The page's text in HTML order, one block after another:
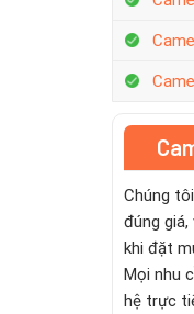
Chúng
đúng
khi đặt
Mọi nhu
hệ trực